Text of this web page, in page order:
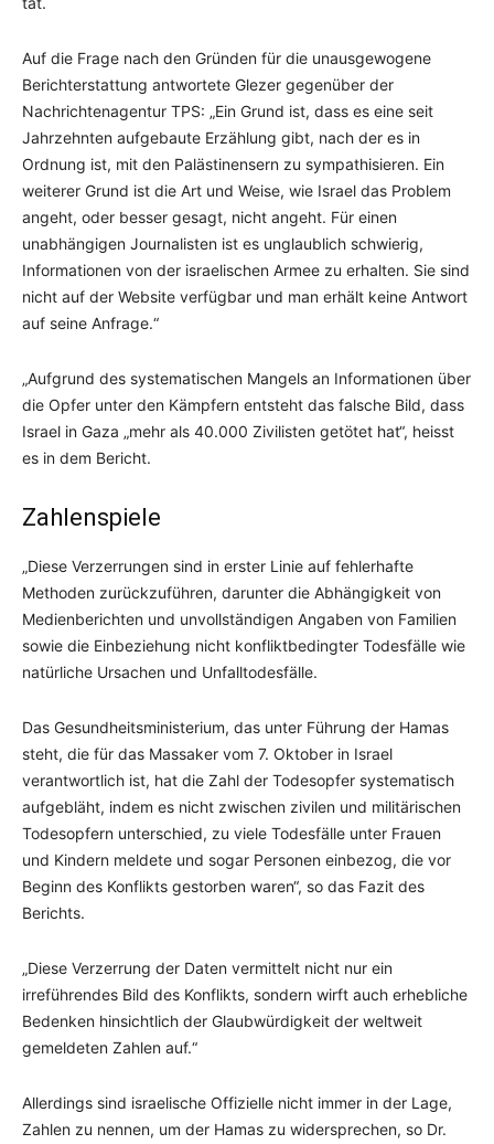
Auf die Frage nach den Gründen für die unausgewogene
Berichterstattung antwortete Glezer gegenüber der
Nachrichtenagentur TPS: „Ein Grund ist, dass es eine seit
Jahrzehnten aufgebaute Erzählung gibt, nach der es in
Ordnung ist, mit den Palästinensern zu sympathisieren. Ein
weiterer Grund ist die Art und Weise, wie Israel das Problem
angeht, oder besser gesagt, nicht angeht. Für einen
unabhängigen Journalisten ist es unglaublich schwierig,
Informationen von der israelischen Armee zu erhalten. Sie sind
nicht auf der Website verfügbar und man erhält keine Antwort
auf seine Anfrage.“
„Aufgrund des systematischen Mangels an Informationen über
die Opfer unter den Kämpfern entsteht das falsche Bild, dass
Israel in Gaza „mehr als 40.000 Zivilisten getötet hat“, heisst
es in dem Bericht.
Zahlenspiele
„Diese Verzerrungen sind in erster Linie auf fehlerhafte
Methoden zurückzuführen, darunter die Abhängigkeit von
Medienberichten und unvollständigen Angaben von Familien
sowie die Einbeziehung nicht konfliktbedingter Todesfälle wie
natürliche Ursachen und Unfalltodesfälle.
Das Gesundheitsministerium, das unter Führung der Hamas
steht, die für das Massaker vom 7. Oktober in Israel
verantwortlich ist, hat die Zahl der Todesopfer systematisch
aufgebläht, indem es nicht zwischen zivilen und militärischen
Todesopfern unterschied, zu viele Todesfälle unter Frauen
und Kindern meldete und sogar Personen einbezog, die vor
Beginn des Konflikts gestorben waren“, so das Fazit des
Berichts.
„Diese Verzerrung der Daten vermittelt nicht nur ein
irreführendes Bild des Konflikts, sondern wirft auch erhebliche
Bedenken hinsichtlich der Glaubwürdigkeit der weltweit
gemeldeten Zahlen auf.“
Allerdings sind israelische Offizielle nicht immer in der Lage,
Zahlen zu nennen, um der Hamas zu widersprechen, so Dr.